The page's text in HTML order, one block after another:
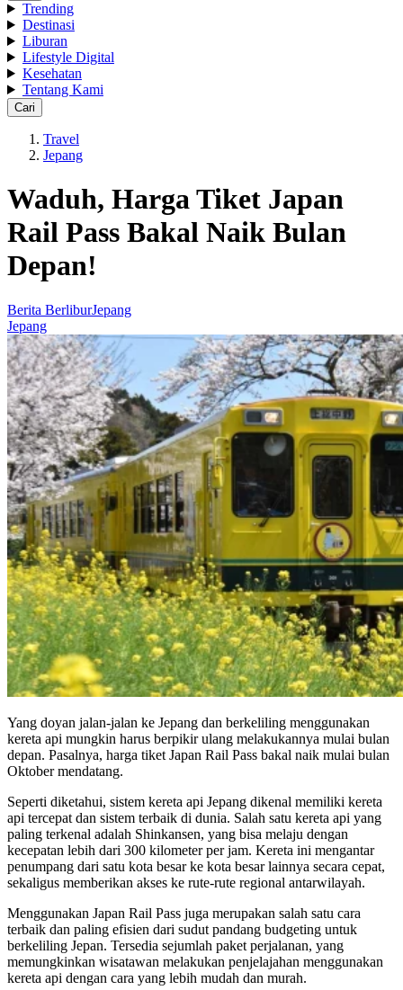
Trending
Destinasi
Liburan
Lifestyle Digital
Kesehatan
Tentang Kami
Cari
Travel
Jepang
Waduh, Harga Tiket Japan
Rail Pass Bakal Naik Bulan
Depan!
Berita BerliburJepang
Jepang
Yang doyan jalan-jalan ke Jepang dan berkeliling menggunakan
kereta api mungkin harus berpikir ulang melakukannya mulai bulan
depan. Pasalnya, harga tiket Japan Rail Pass bakal naik mulai bulan
Oktober mendatang.
Seperti diketahui, sistem kereta api Jepang dikenal memiliki kereta
api tercepat dan sistem terbaik di dunia. Salah satu kereta api yang
paling terkenal adalah Shinkansen, yang bisa melaju dengan
kecepatan lebih dari 300 kilometer per jam. Kereta ini mengantar
penumpang dari satu kota besar ke kota besar lainnya secara cepat,
sekaligus memberikan akses ke rute-rute regional antarwilayah.
Menggunakan Japan Rail Pass juga merupakan salah satu cara
terbaik dan paling efisien dari sudut pandang budgeting untuk
berkeliling Jepan. Tersedia sejumlah paket perjalanan, yang
memungkinkan wisatawan melakukan penjelajahan menggunakan
kereta api dengan cara yang lebih mudah dan murah.